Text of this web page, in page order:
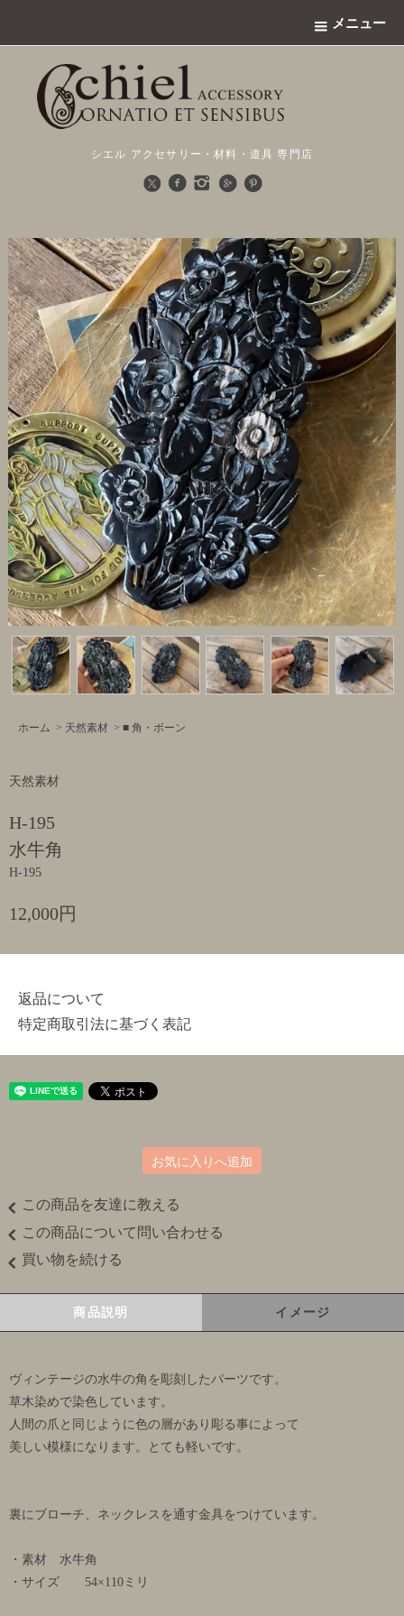
メニュー
シエル アクセサリー・材料・道具 専門店
ホーム > 天然素材 > ■ 角・ボーン
天然素材
H-195
水牛角
H-195
12,000円
返品について
特定商取引法に基づく表記
お気に入りへ追加
この商品を友達に教える
この商品について問い合わせる
買い物を続ける
商品説明 イメージ
ヴィンテージの水牛の角を彫刻したパーツです。
草木染めで染色しています。
人間の爪と同じように色の層があり彫る事によって
美しい模様になります。とても軽いです。
裏にブローチ、ネックレスを通す金具をつけています。
・素材 水牛角
・サイズ 54×110ミリ